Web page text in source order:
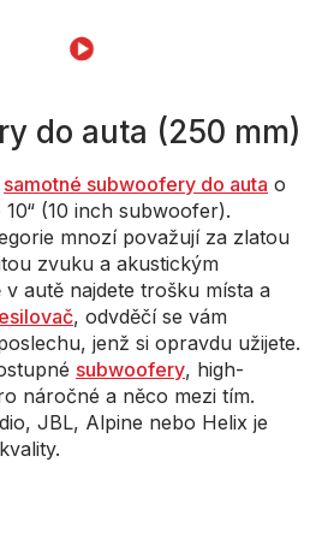
do auta (250 mm)
samotné subwoofery do auta o
(10 inch subwoofer).
mnozí považují za zlatou
zvuku a akustickým
autě najdete trošku místa a
, odvděčí se vám
jenž si opravdu užijete.
subwoofery, high-
náročné a něco mezi tím.
JBL, Alpine nebo Helix je